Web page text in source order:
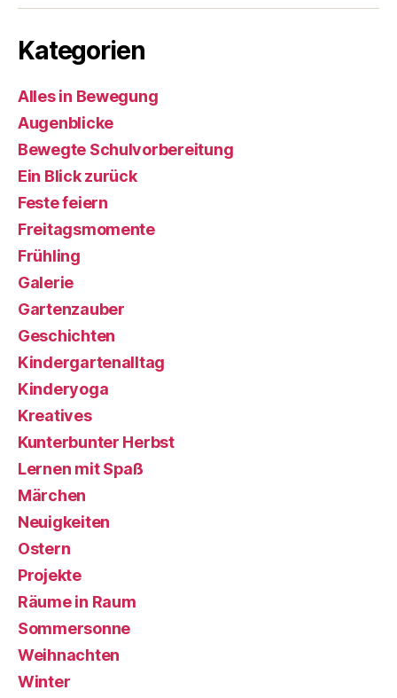
Kategorien
Alles in Bewegung
Augenblicke
Bewegte Schulvorbereitung
Ein Blick zurück
Feste feiern
Freitagsmomente
Frühling
Galerie
Gartenzauber
Geschichten
Kindergartenalltag
Kinderyoga
Kreatives
Kunterbunter Herbst
Lernen mit Spaß
Märchen
Neuigkeiten
Ostern
Projekte
Räume in Raum
Sommersonne
Weihnachten
Winter